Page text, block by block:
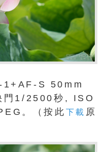
S 50mm
1/2500秒, ISO
。（按此 下載 原